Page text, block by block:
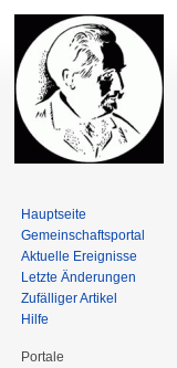
Hauptseite
Gemeinschafts­portal
Aktuelle Ereignisse
Letzte Änderungen
Zufälliger Artikel
Hilfe
Portale